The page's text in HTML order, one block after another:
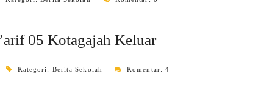
05 Kotagajah Keluar
Kategori: Berita Sekolah Komentar: 4